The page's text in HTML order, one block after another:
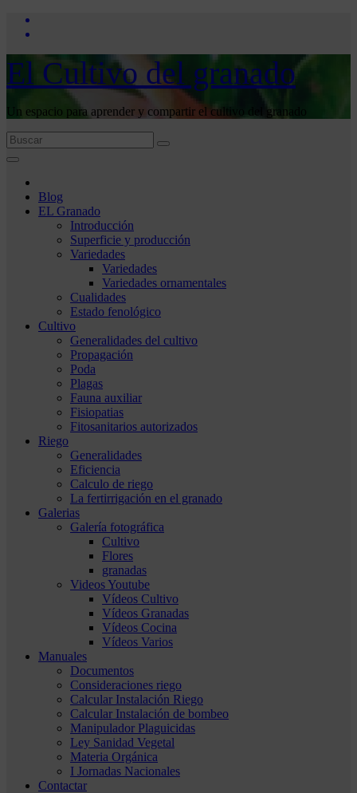
Saltar
El Cultivo del granado
Un espacio para aprender y compartir el cultivo del granado
Blog
EL Granado
Introducción
Superficie y producción
Variedades
Variedades
Variedades ornamentales
Cualidades
Estado fenológico
Cultivo
Generalidades del cultivo
Propagación
Poda
Plagas
Fauna auxiliar
Fisiopatias
Fitosanitarios autorizados
Riego
Generalidades
Eficiencia
Calculo de riego
La fertirrigación en el granado
Galerias
Galería fotográfica
Cultivo
Flores
granadas
Videos Youtube
Vídeos Cultivo
Vídeos Granadas
Vídeos Cocina
Vídeos Varios
Manuales
Documentos
Consideraciones riego
Calcular Instalación Riego
Calcular Instalación de bombeo
Manipulador Plaguicidas
Ley Sanidad Vegetal
Materia Orgánica
I Jornadas Nacionales
Contactar